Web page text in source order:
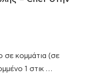
σε κομμάτια (σε
1 στικ …